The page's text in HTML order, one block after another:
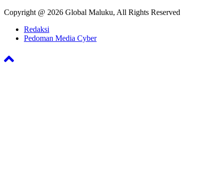
Copyright @ 2026 Global Maluku, All Rights Reserved
Redaksi
Pedoman Media Cyber